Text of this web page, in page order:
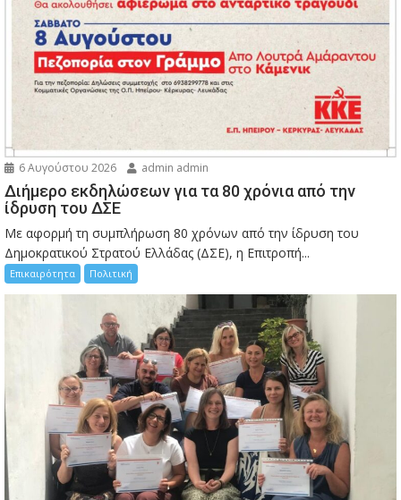
6 Αυγούστου 2026 admin admin
Διήμερο εκδηλώσεων για τα 80 χρόνια από την
ίδρυση του ΔΣΕ
Με αφορμή τη συμπλήρωση 80 χρόνων από την ίδρυση του
Δημοκρατικού Στρατού Ελλάδας (ΔΣΕ), η Επιτροπή...
Επικαιρότητα Πολιτική